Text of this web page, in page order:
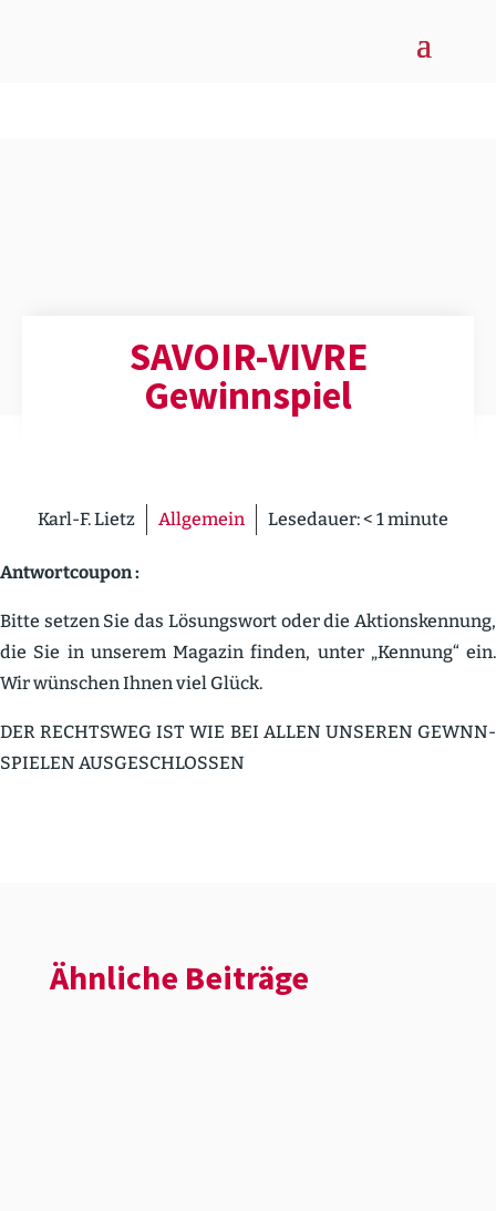
SAVOIR-VIVRE
Gewinn­spiel
Karl-F. Lietz Allgemein Lesedauer:< 1minute
Antwort­coupon :
Bitte setzen Sie das Lösungswort oder die Aktions­kennung,
die Sie in unserem Magazin finden, unter „Kennung“ ein.
Wir wünschen Ihnen viel Glück.
DER RECHTSWEG IST WIE BEI ALLEN UNSEREN GEWNN­
SPIELEN AUSGE­SCHLOSSEN
Ähnliche Beiträge